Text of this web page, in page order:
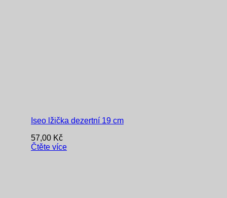
Iseo lžička dezertní 19 cm
57,00 Kč
Čtěte více